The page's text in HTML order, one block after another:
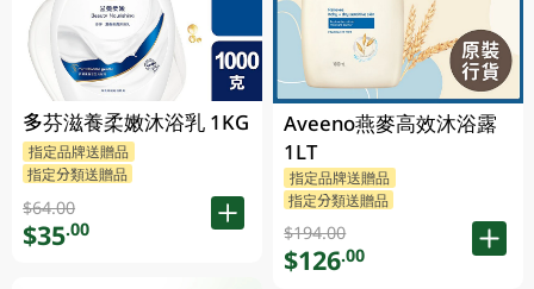
多芬滋養柔嫩沐浴乳 1KG
指定品牌送贈品
指定分類送贈品
$64.00
$35.00
Aveeno燕麥高效沐浴露
1LT
指定品牌送贈品
指定分類送贈品
$194.00
$126.00